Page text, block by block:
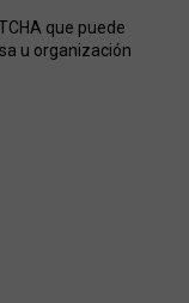
que puede
u organización